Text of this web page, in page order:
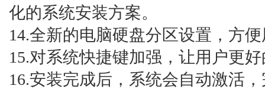
化的系统安装方案。
14.全新的电脑硬盘分区设置，方
15.对系统快捷键加强，让用户更
16.安装完成后，系统会自动激活